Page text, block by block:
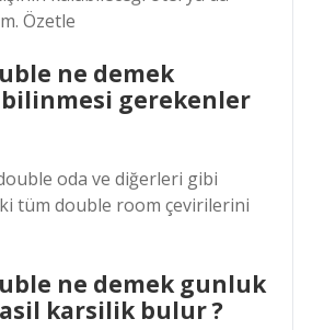
Özetle
ne demek
gerekenler
oda ve diğerleri gibi
tüm double room çevirilerini
ne demek gunluk
karsilik bulur ?